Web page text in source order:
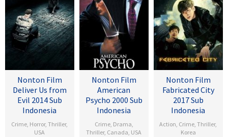
Nonton Film
Deliver Us from
Evil 2014 Sub
Indonesia
Crime, Horror,Thriller,
USA
Nonton Film
American
Psycho 2000 Sub
Indonesia
Crime, Drama,
Thriller, Canada, USA
Nonton Film
Fabricated City
2017 Sub
Indonesia
Action, Crime,Thriller,
Korea